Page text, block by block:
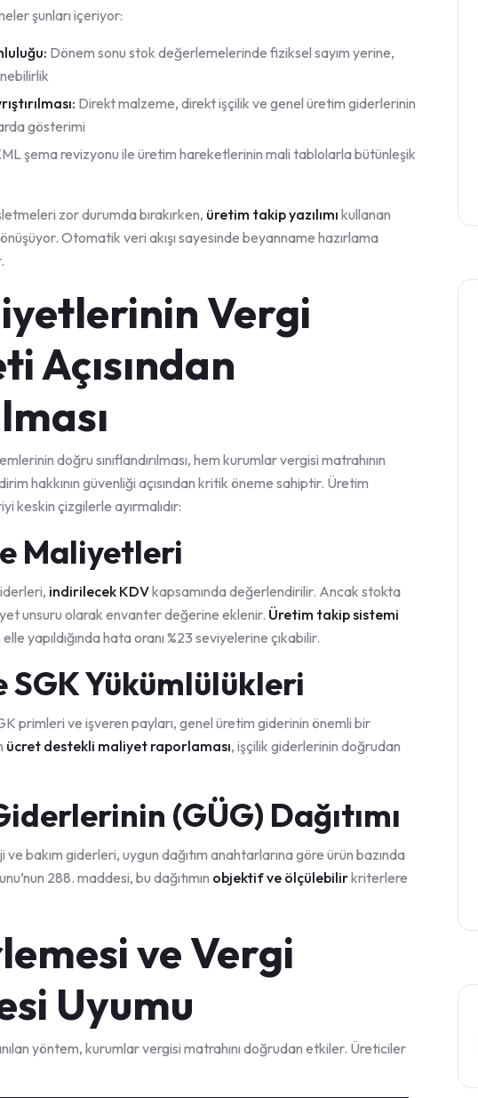
şunları içeriyor:
Dönem sonu stok değerlemelerinde fiziksel sayım yerine,
Direkt malzeme, direkt işçilik ve genel üretim giderlerinin
gösterimi
şema revizyonu ile üretim hareketlerinin mali tablolarla bütünleşik
zor durumda bırakırken, üretim takip yazılımı kullanan
Otomatik veri akışı sayesinde beyanname hazırlama
Vergi
Açısından
doğru sınıflandırılması, hem kurumlar vergisi matrahının
hakkının güvenliği açısından kritik öneme sahiptir. Üretim
keskin çizgilerle ayırmalıdır:
Maliyetleri
indirilecek KDVkapsamında değerlendirilir. Ancak stokta
unsuru olarak envanter değerine eklenir. Üretim takip sistemi
yapıldığında hata oranı %23 seviyelerine çıkabilir.
Yükümlülükleri
primleri ve işveren payları, genel üretim giderinin önemli bir
ücret destekli maliyet raporlaması, işçilik giderlerinin doğrudan
(GÜG) Dağıtımı
bakım giderleri, uygun dağıtım anahtarlarına göre ürün bazında
288. maddesi, bu dağıtımın objektif ve ölçülebilirkriterlere
ve Vergi
Uyumu
yöntem, kurumlar vergisi matrahını doğrudan etkiler. Üreticiler